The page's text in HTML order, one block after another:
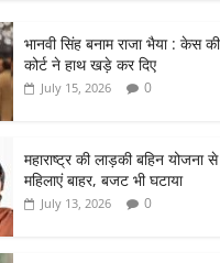
s
A
p
ar
e
भानवी सिंह बनाम राजा भैया : केस
कोर्ट ने हाथ खड़े कर दिए
July 15, 2026 0
महाराष्ट्र की लाड़की बहिन योजना
महिलाएं बाहर, बजट भी घटाया
July 13, 2026 0